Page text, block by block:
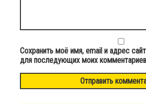
Сохранить моё имя, email и адрес
для последующих моих